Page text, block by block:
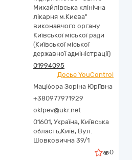
Михайлівська клінічна
лікарня м.Києва"
виконавчого органу
Київської міської ради
(Київської міської
державної адміністрації)
01994095
Досьє YouControl
Мацібора Зоріна Юріївна
+380977971929
oklpev@ukr.net
01601, Україна, Київська
область,Київ, Вул.
Шовковична 39/1
0